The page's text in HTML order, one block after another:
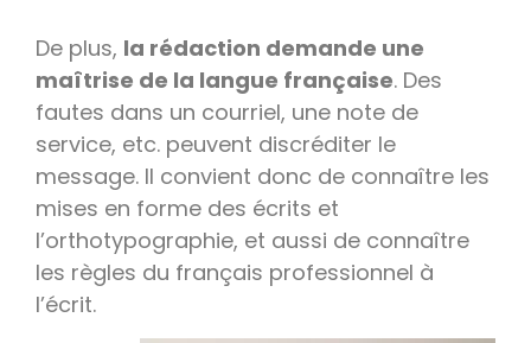
De plus, la rédaction demande une
maîtrise de la langue française. Des
fautes dans un courriel, une note de
service, etc. peuvent discréditer le
message. Il convient donc de connaître les
mises en forme des écrits et
l’orthotypographie, et aussi de connaître
les règles du français professionnel à
l’écrit.